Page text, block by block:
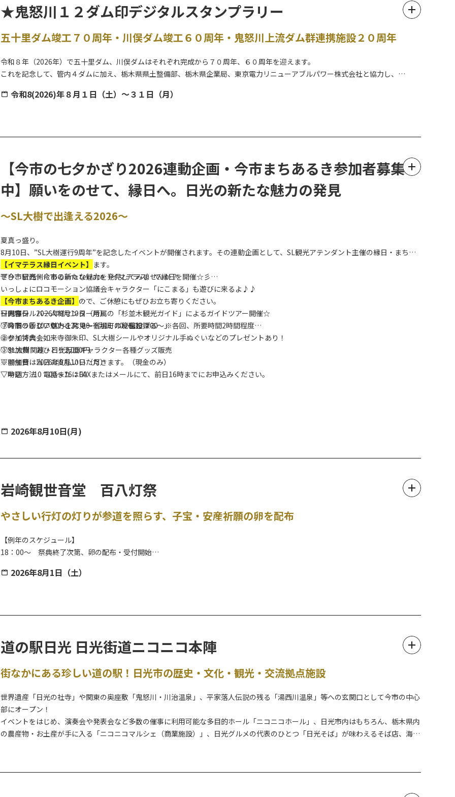
★鬼怒川１２ダム印デジタルスタンプラリー
五十里ダム竣工７０周年・川俣ダム竣工６０周年・鬼怒川上流ダム群連携施設２０周年
令和８年（2026年）で五十里ダム、川俣ダムはそれぞれ完成から７０周年、６０周年を迎えます。
これを記念して、管内４ダムに加え、栃木県県土整備部、栃木県企業局、東京電力リニューアブルパワー株式会社と協力し、
また、ダム名の毛筆は、栃木県立今市高等学校書道部に協力していただきました。
小網ダム、栗山ダム、今市ダム、中岩ダム、中禅寺ダム
■参加方法： 専用アプリまたはブラウザから各ダムに設置されたバーコードを読み取ると、デジタルスタンプがもらえます。
※三河沢ダム、土呂部ダム、栗山ダム、今市ダム、中岩ダムは、訪れることが困難なため設置場所が異なります。バー
令和8(2026)年８月１日（土）～３１日（月）
【今市の七夕かざり2026連動企画・今市まちあるき参加者募集
中】願いをのせて、縁日へ。日光の新たな魅力の発見
～SL大樹で出逢える2026～
夏真っ盛り。
8月10日、”SL大樹運行9周年”を記念したイベントが開催されます。その連動企画として、SL観光アテンダント主催の縁日・まちあ
るきイベントを併せて開催します。
ぜひ、日光・今市の新たな魅力を発見してみませんか？
【イマテラス縁日イベント】
下今市駅西側にあるima terrace（イマテラス）で縁日を開催☆彡
いっしょにロコモーション協議会キャラクター「にこまる」も遊びに来るよ♪♪
飲食テントも出店しますので、ご休憩にもぜひお立ち寄りください。
～内容～
①ストラックアウト、スマートボール、輪投げ
②クイズ大会
③SL大樹関連・日光仮面キャラクター各種グッズ販売
▽開催日 2026年8月10日（月）
▽時間 10：00～16：00
【今市まちあるき企画】
日光市シルバー人材センター所属の「杉並木観光ガイド」によるガイドツアー開催☆
「今市の新しい魅力を発見～宿場町の秘密を探る～」
▽開催日 2026年8月10日（月）
▽時間 ①10：00～12：00 ②11：00～13：00 ※各回、所要時間2時間程度
※参加特典：如来寺御朱印、SL大樹シールやオリジナル手ぬぐいなどのプレゼントあり！
▽参加費 おひとり2,000円
※参加費は当日お支払いいただきます。（現金のみ）
▽申込方法 電話またはFAXまたはメールにて、前日16時までにお申込みください。
2026年8月10日(月)
岩崎観世音堂 百八灯祭
やさしい行灯の灯りが参道を照らす、子宝・安産祈願の卵を配布
【例年のスケジュール】
18：00～ 祭典終了次第、卵の配布・受付開始
※夜間の開催のため、足元には十分ご注意ください。（懐中電灯等の照明器具をご持参ください）
子授け・安産の仏様として祀られている岩崎観世音は、別名「鶴の子観音」と呼ばれています。当日はたくさんの行灯が参道を照ら
します。
風習が伝わる祭事です。
2026年8月1日（土）
道の駅日光 日光街道ニコニコ本陣
街なかにある珍しい道の駅！日光市の歴史・文化・観光・交流拠点施設
世界遺産「日光の社寺」や関東の奥座敷「鬼怒川・川治温泉」、平家落人伝説の残る「湯西川温泉」等への玄関口として今市の中心
部にオープン！
イベントをはじめ、演奏会や発表会など多数の催事に利用可能な多目的ホール「ニコニコホール」、日光市内はもちろん、栃木県内
の農産物・お土産が手に入る「ニコニコマルシェ（商業施設）」、日光グルメの代表のひとつ「日光そば」が味わえるそば店、海鮮
観光案内はお任せ！道の駅日光観光情報館（日光市観光協会本部・今市支部事務所）と、コンビニエンスストアもぜひお立ち寄りく